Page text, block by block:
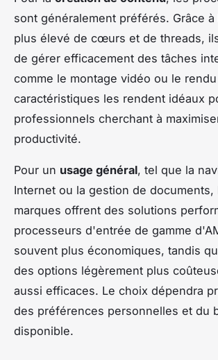
sont généralement préférés. Grâce
plus élevé de cœurs et de threads,
de gérer efficacement des tâches
comme le montage vidéo ou le
caractéristiques les rendent idéaux
professionnels cherchant à
productivité.
Pour un usage général, tel que la
Internet ou la gestion de documents,
marques offrent des solutions
processeurs d'entrée de gamme
souvent plus économiques, tandis
des options légèrement plus
aussi efficaces. Le choix dépendra
des préférences personnelles et du
disponible.